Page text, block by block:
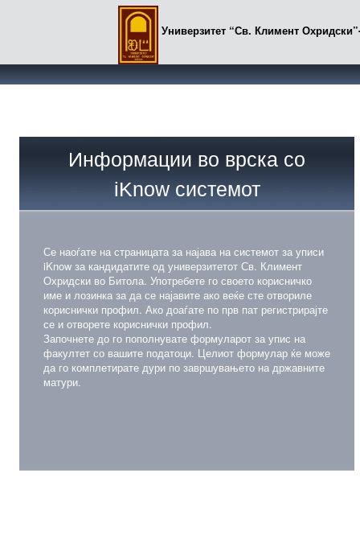
Универзитет “Св. Климент
Информации во врска со
iKnow системот
Се наоѓате на страницата за најава на системот за уписи
iKnow за кандидатите од универзитетот Св. Климент
Охридски во Битола. Употребете го своето корисничко
име и лозинка за да се најавите ако веќе сте отвориле
кориснички профил. Ако доаѓате по прв пат регистрирајте
се и отворете кориснички профил.
Започнете до го пополнувате формуларот за упис на
факултет со вашите податоци. Целиот формулар ќе може
да го комплетирате дури по завршувањето на државните
матури.